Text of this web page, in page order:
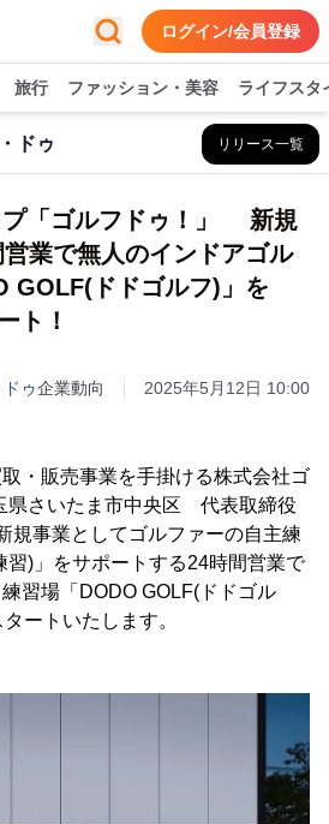
ログイン/会員登録
旅行 ファッション・美容 ライフスタ
ドゥ リリース一覧
プ「ゴルフドゥ！」 新規
業で無人のインドアゴル
GOLF(ドドゴルフ)」を
ト！
ゥ企業動向 2025年5月12日 10:00
・販売事業を手掛ける株式会社ゴ
県さいたま市中央区 代表取締役
規事業としてゴルファーの自主練
習)」をサポートする24時間営業で
習場「DODO GOLF(ドドゴル
ートいたします。